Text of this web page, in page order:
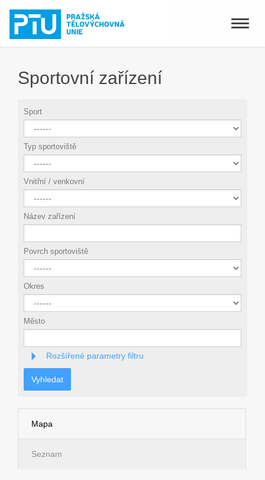
Toggle
Sportovní zařízení
Sport
Typ sportoviště
Vnitřní / venkovní
Název zařízení
Povrch sportoviště
Okres
Město
Rozšířené parametry filtru
Vyhledat
Mapa
Seznam